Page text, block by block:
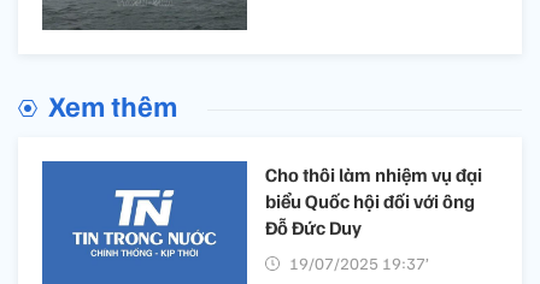
Xem thêm
Cho thôi làm nhiệm vụ đại
biểu Quốc hội đối với ông
Đỗ Đức Duy
19/07/2025 19:37’